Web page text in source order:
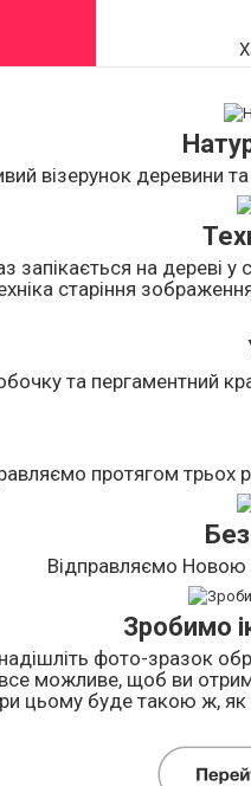
візерунок деревини
запікається на дереві у
старіння
та пергаментний
протягом трьох
Відправляємо
Зробимо
фото-зразок
можливе, щоб ви
цьому буде такою ж, як